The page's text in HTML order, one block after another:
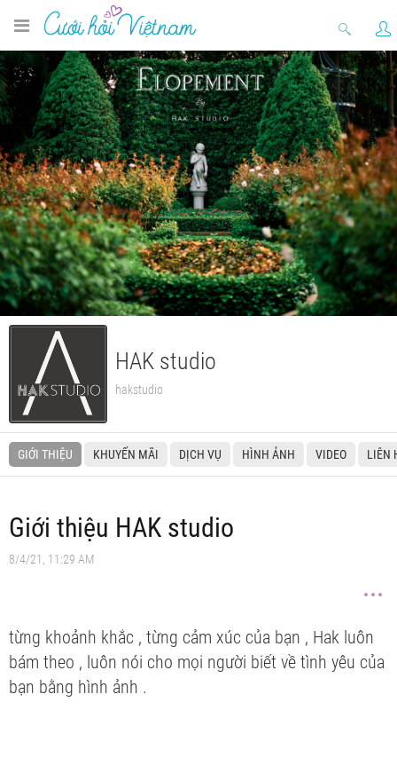
HAK studio
hakstudio
GIỚI THIỆU KHUYẾN MÃI DỊCH VỤ HÌNH ẢNH VIDEO LIÊN
Giới thiệu HAK studio
8/4/21, 11:29 AM
từng khoảnh khắc , từng cảm xúc của bạn , Hak luôn
bám theo , luôn nói cho mọi người biết về tình yêu của
bạn bằng hình ảnh .